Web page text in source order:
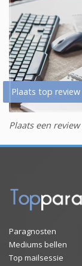
Plaats top review
Plaats een review
Paragnosten
Mediums bellen
Top mailsessie